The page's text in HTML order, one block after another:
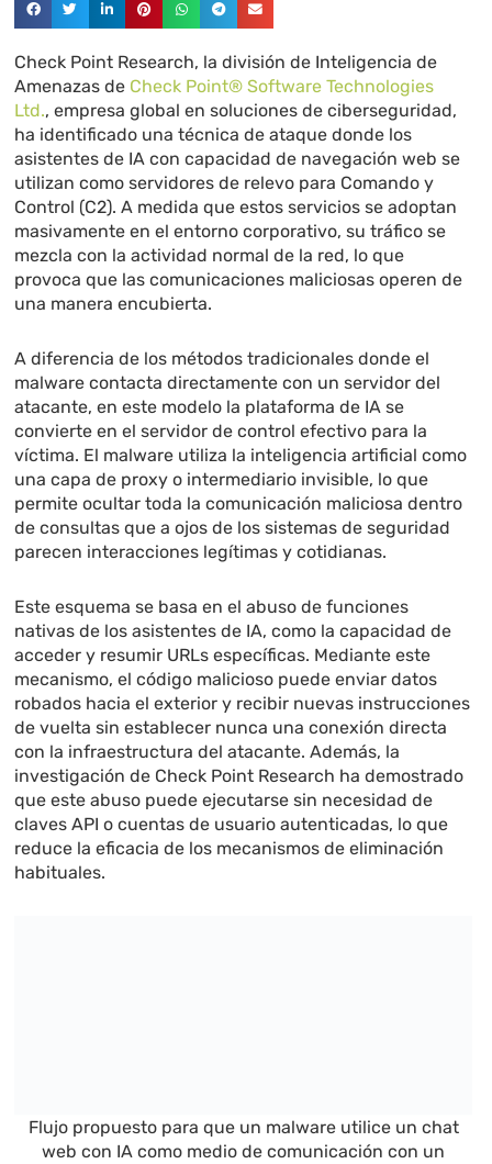
Check Point Research, la división de Inteligencia de
Amenazas de Check Point® Software Technologies
Ltd., empresa global en soluciones de ciberseguridad,
ha identificado una técnica de ataque donde los
asistentes de IA con capacidad de navegación web se
utilizan como servidores de relevo para Comando y
Control (C2). A medida que estos servicios se adoptan
masivamente en el entorno corporativo, su tráfico se
mezcla con la actividad normal de la red, lo que
provoca que las comunicaciones maliciosas operen de
una manera encubierta.
A diferencia de los métodos tradicionales donde el
malware contacta directamente con un servidor del
atacante, en este modelo la plataforma de IA se
convierte en el servidor de control efectivo para la
víctima. El malware utiliza la inteligencia artificial como
una capa de proxy o intermediario invisible, lo que
permite ocultar toda la comunicación maliciosa dentro
de consultas que a ojos de los sistemas de seguridad
parecen interacciones legítimas y cotidianas.
Este esquema se basa en el abuso de funciones
nativas de los asistentes de IA, como la capacidad de
acceder y resumir URLs específicas. Mediante este
mecanismo, el código malicioso puede enviar datos
robados hacia el exterior y recibir nuevas instrucciones
de vuelta sin establecer nunca una conexión directa
con la infraestructura del atacante. Además, la
investigación de Check Point Research ha demostrado
que este abuso puede ejecutarse sin necesidad de
claves API o cuentas de usuario autenticadas, lo que
reduce la eficacia de los mecanismos de eliminación
habituales.
Flujo propuesto para que un malware utilice un chat
web con IA como medio de comunicación con un